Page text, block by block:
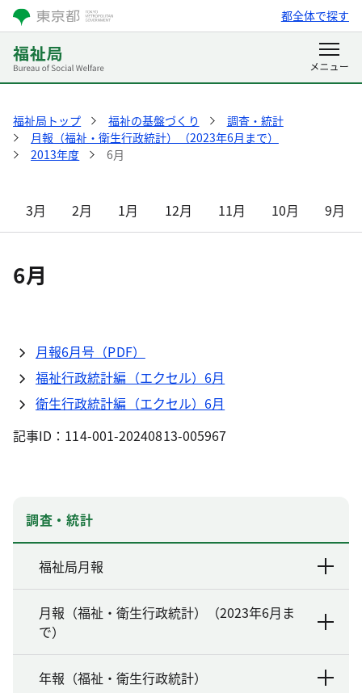
都全体で探す
福祉局トップ 福祉の基盤づくり
調査・統計
月報（福祉・衛生行政統計）（2023年6月まで）
2013年度
6月
3月 2月 1月 12月 11月 10月 9月
6月
月報6月号（PDF）
福祉行政統計編（エクセル）6月
衛生行政統計編（エクセル）6月
記事ID：114-001-20240813-005967
調査・統計
福祉局月報
月報（福祉・衛生行政統計）（2023年6月ま
で）
年報（福祉・衛生行政統計）